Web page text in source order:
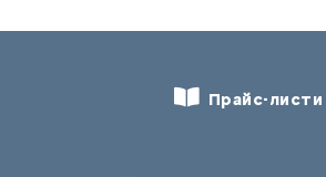
Прайс-листи